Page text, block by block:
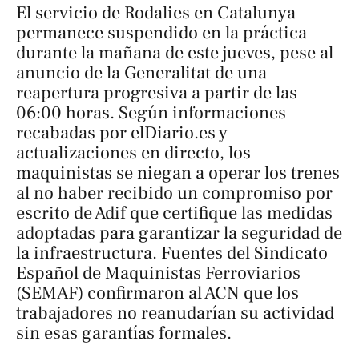
El servicio de Rodalies en Catalunya
permanece suspendido en la práctica
durante la mañana de este jueves, pese al
anuncio de la Generalitat de una
reapertura progresiva a partir de las
06:00 horas. Según informaciones
recabadas por elDiario.es y
actualizaciones en directo, los
maquinistas se niegan a operar los trenes
al no haber recibido un compromiso por
escrito de Adif que certifique las medidas
adoptadas para garantizar la seguridad de
la infraestructura. Fuentes del Sindicato
Español de Maquinistas Ferroviarios
(SEMAF) confirmaron al ACN que los
trabajadores no reanudarían su actividad
sin esas garantías formales.